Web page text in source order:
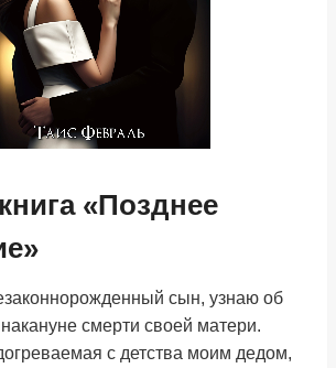
«Позднее
сын, узнаю об
смерти своей матери.
с детства моим дедом,